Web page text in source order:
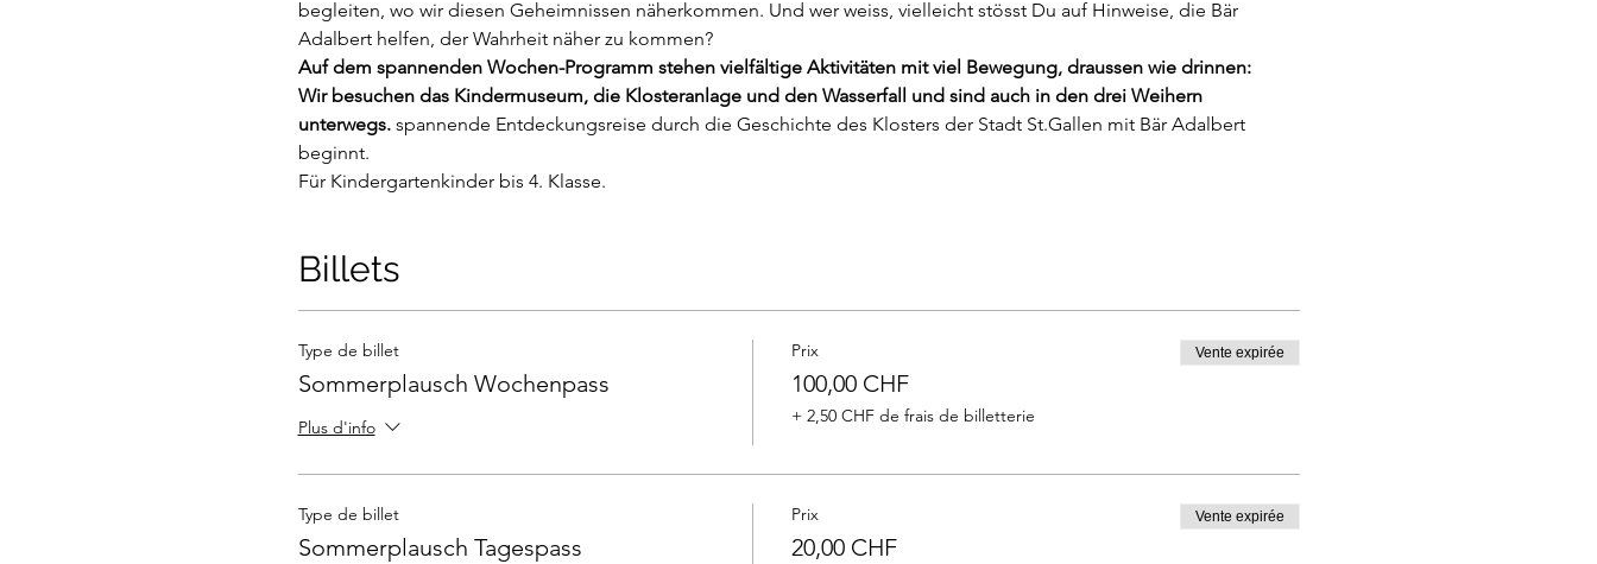
begleiten, wo wir diesen Geheimnissen näherkommen. Und wer weiss, vielleicht stösst Du auf Hinweise, die Bär
Adalbert helfen, der Wahrheit näher zu kommen?
Auf dem spannenden Wochen-Programm stehen vielfältige Aktivitäten mit viel Bewegung, draussen wie drinnen:
Wir besuchen das Kindermuseum, die Klosteranlage und den Wasserfall und sind auch in den drei Weihern
unterwegs. spannende Entdeckungsreise durch die Geschichte des Klosters der Stadt St.Gallen mit Bär Adalbert
beginnt.
Für Kindergartenkinder bis 4. Klasse.
Billets
Type de billet
Sommerplausch Wochenpass
Plus d'info
Prix
100,00 CHF
+ 2,50 CHF de frais de billetterie
Vente expirée
Type de billet
Sommerplausch Tagespass
Prix
20,00 CHF
Vente expirée